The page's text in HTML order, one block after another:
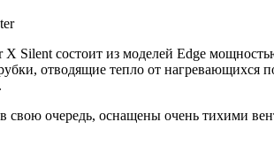
Silent состоит из моделей Edge
отводящие тепло от
свою очередь, оснащены очень тихими